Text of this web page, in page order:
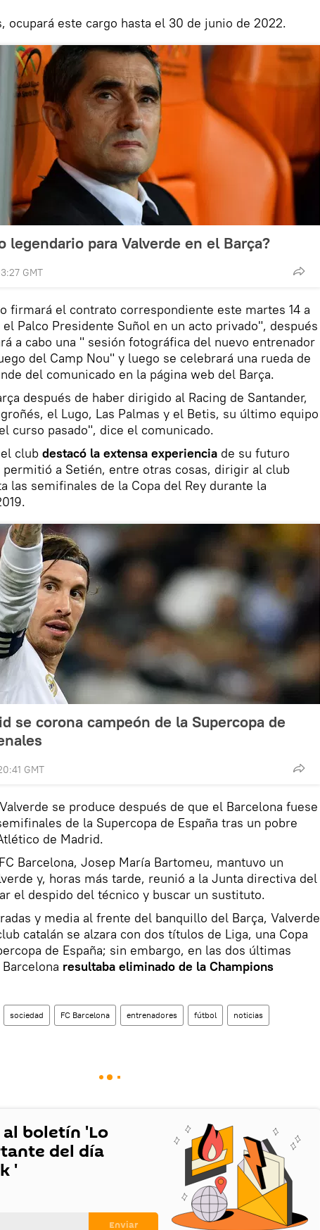
ocupará este cargo hasta el 30 de junio de 2022.
legendario para Valverde en el Barça?
GMT
firmará el contrato correspondiente este martes 14 a
el Palco Presidente Suñol en un acto privado", después
a cabo una " sesión fotográfica del nuevo entrenador
del Camp Nou" y luego se celebrará una rueda de
del comunicado en la página web del Barça.
después de haber dirigido al Racing de Santander,
el Lugo, Las Palmas y el Betis, su último equipo
curso pasado", dice el comunicado.
club destacó la extensa experiencia de su futuro
a Setién, entre otras cosas, dirigir al club
las semifinales de la Copa del Rey durante la
se corona campeón de la Supercopa de
GMT
se produce después de que el Barcelona fuese
de la Supercopa de España tras un pobre
de Madrid.
Barcelona, Josep María Bartomeu, mantuvo un
y, horas más tarde, reunió a la Junta directiva del
el despido del técnico y buscar un sustituto.
y media al frente del banquillo del Barça, Valverde
catalán se alzara con dos títulos de Liga, una Copa
de España; sin embargo, en las dos últimas
resultaba eliminado de la Champions
sociedad FC Barcelona entrenadores fútbol noticias
boletín 'Lo
del día
'